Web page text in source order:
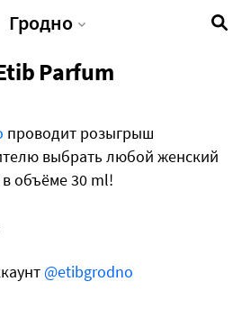
Гродно
Parfum
проводит розыгрыш
выбрать любой женский
объёме 30 ml!
@etibgrodno